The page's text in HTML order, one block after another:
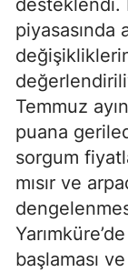
Temmuz
puana
sorgum
mısır ve
başlaması